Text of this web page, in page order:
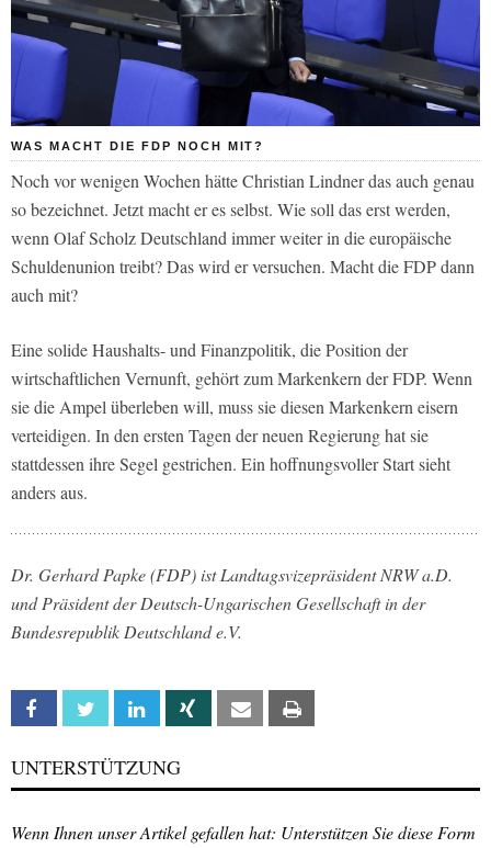
WAS MACHT DIE FDP NOCH MIT?
Noch vor wenigen Wochen hätte Christian Lindner das auch genau
so bezeichnet. Jetzt macht er es selbst. Wie soll das erst werden,
wenn Olaf Scholz Deutschland immer weiter in die europäische
Schuldenunion treibt? Das wird er versuchen. Macht die FDP dann
auch mit?
Eine solide Haushalts- und Finanzpolitik, die Position der
wirtschaftlichen Vernunft, gehört zum Markenkern der FDP. Wenn
sie die Ampel überleben will, muss sie diesen Markenkern eisern
verteidigen. In den ersten Tagen der neuen Regierung hat sie
stattdessen ihre Segel gestrichen. Ein hoffnungsvoller Start sieht
anders aus.
Dr. Gerhard Papke (FDP) ist Landtagsvizepräsident NRW a.D.
und Präsident der Deutsch-Ungarischen Gesellschaft in der
Bundesrepublik Deutschland e.V.
Facebook Twitter Linkedin Xing Email
UNTERSTÜTZUNG
Wenn Ihnen unser Artikel gefallen hat: Unterstützen Sie diese Form